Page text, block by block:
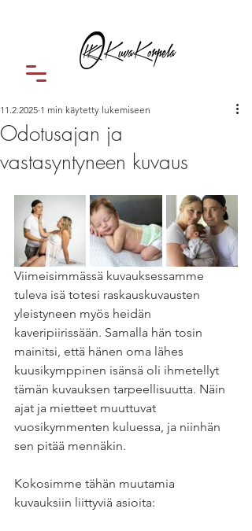
Odotusajan ja
vastasyntyneen kuvaus
11.2.2025 1 min käytetty lukemiseen
Viimeisimmässä kuvauksessamme
tuleva isä totesi raskauskuvausten
yleistyneen myös heidän
kaveripiirissään. Samalla hän tosin
mainitsi, että hänen oma lähes
kuusikymppinen isänsä oli ihmetellyt
tämän kuvauksen tarpeellisuutta. Näin
ajat ja mietteet muuttuvat
vuosikymmenten kuluessa, ja niinhän
sen pitää mennäkin.
Kokosimme tähän muutamia
kuvauksiin liittyviä asioita: